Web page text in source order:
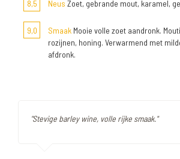
8,5 Neus Zoet, gebrande mout, karamel,
9,0 Smaak Mooie volle zoet aandronk.
rozijnen, honing. Verwarmend met
afdronk.
"Stevige barley wine, volle rijke smaak."